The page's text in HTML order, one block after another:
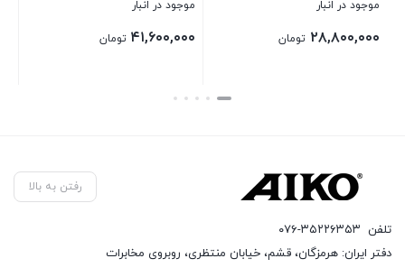
موجود در انبار
۲۸,۸۰۰,۰۰۰ تومان
موجود در انبار
۴۱,۶۰۰,۰۰۰ تومان
بستن
رفتن به بالا
تلفن ۰۷۶-۳۵۲۲۶۳۵۳
دفتر ایران: هرمزگان، قشم، خیابان منتظری، روبروی مخابرات